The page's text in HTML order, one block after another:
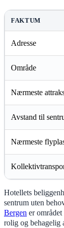
FAKTUM
Adresse
Område
Nærmeste
Avstand til
Nærmeste
Hotellets
sentrum uten
Bergen er
rolig og behagelig